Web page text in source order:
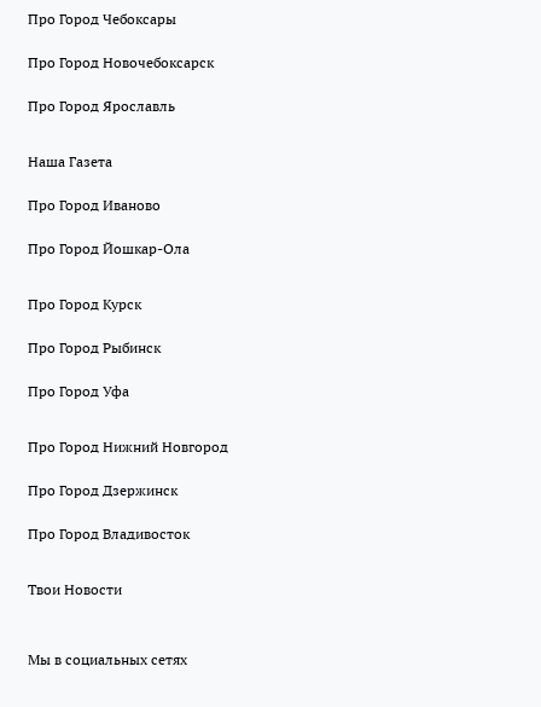
Про Город Чебоксары
Про Город Новочебоксарск
Про Город Ярославль
Наша Газета
Про Город Иваново
Про Город Йошкар-Ола
Про Город Курск
Про Город Рыбинск
Про Город Уфа
Про Город Нижний Новгород
Про Город Дзержинск
Про Город Владивосток
Твои Новости
Мы в социальных сетях